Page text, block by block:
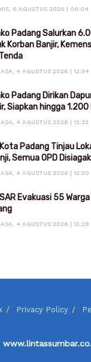
6 AGUSTUS 2026 | 06:04
Padang Salurkan
Korban Banjir,
4 AGUSTUS 2026 | 12:34
Padang Dirikan
Siapkan hingga
4 AGUSTUS 2026 | 12:32
Padang Tinjau
Semua OPD
4 AGUSTUS 2026 | 12:30
Evakuasi 55
4 AGUSTUS 2026 | 12:28
Privacy Policy